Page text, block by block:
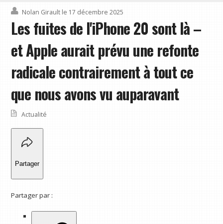
Nolan Girault le 17 décembre 2025
Les fuites de l'iPhone 20 sont là –
et Apple aurait prévu une refonte
radicale contrairement à tout ce
que nous avons vu auparavant
Actualité
Partager
Partager par :